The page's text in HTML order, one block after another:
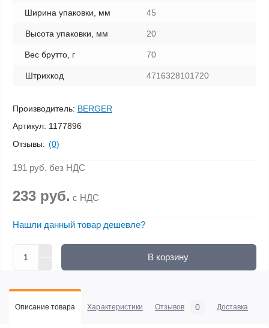
Ширина упаковки, мм 45
Высота упаковки, мм 20
Вес брутто, г 70
Штрихкод 4716328101720
Производитель: BERGER
Артикул: 1177896
Отзывы: (0)
191 руб. без НДС
233 руб. с НДС
Нашли данный товар дешевле?
В корзину
Описание товара Характеристики Отзывов 0 Доставка